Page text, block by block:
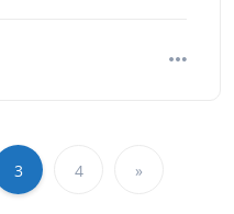
3 4 »